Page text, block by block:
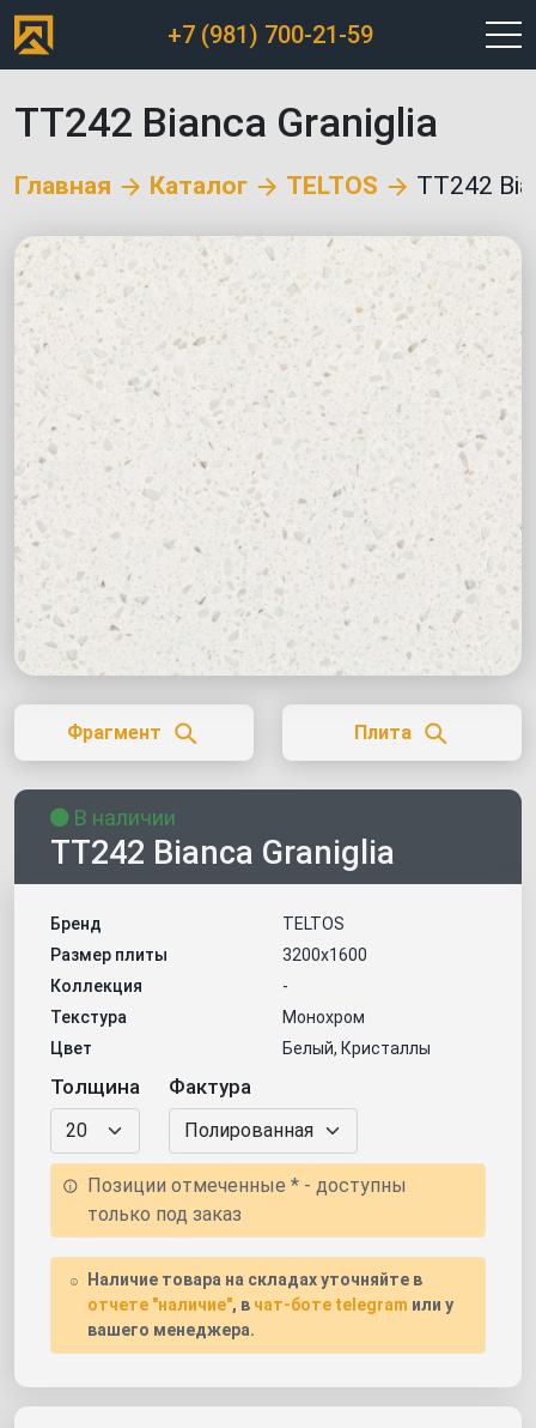
+7 (981) 700-21-59
TT242 Bianca Graniglia
Главная Каталог TELTOS TT242
Фрагмент Плита
В наличии
TT242 Bianca Graniglia
Бренд
TELTOS
Размер плиты
3200х1600
Коллекция
-
Текстура
Монохром
Цвет
Белый, Кристаллы
Толщина Фактура
Позиции отмеченные * - доступны
только под заказ
Наличие товара на складах уточняйте в
отчете "наличие", в чат-боте telegram или у
вашего менеджера.